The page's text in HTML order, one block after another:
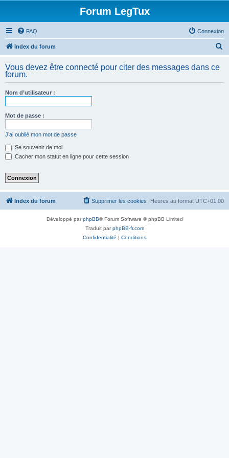
Forum LegTux
FAQ Connexion
Index du forum
h
Vous devez être connecté pour citer des messages dans ce
forum.
Nom d’utilisateur :
Mot de passe :
J’ai oublié mon mot de passe
Se souvenir de moi
Cacher mon statut en ligne pour cette session
Index du forum Heures au format UTC+01:00
Supprimer les cookies
Développé parphpBB® Forum Software © phpBB Limited
Traduit parphpBB-fr.com
Confidentialité | Conditions